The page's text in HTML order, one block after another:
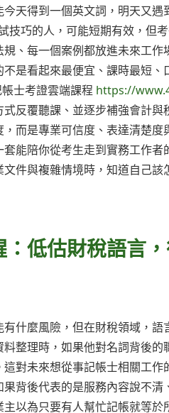
天得到一個英文詞，明天又
巧的人，可能短期有效，但
、每一個案例都放進未來工作
是看起來最便宜、課時最短、
士考證雲端課程 https://
反覆聽課、並逐步補強會計
而是專業可信度、表達清楚度
能陪你從考生走到實務工作者
件與複雜情境時，知道自己該
低估財稅語言
什麼風險，但在財稅領域，語
整理時，如果他對名詞背後
對未來想從事記帳士相關工作
背後代表的是服務內容說不
以為只要有人幫忙記帳就等